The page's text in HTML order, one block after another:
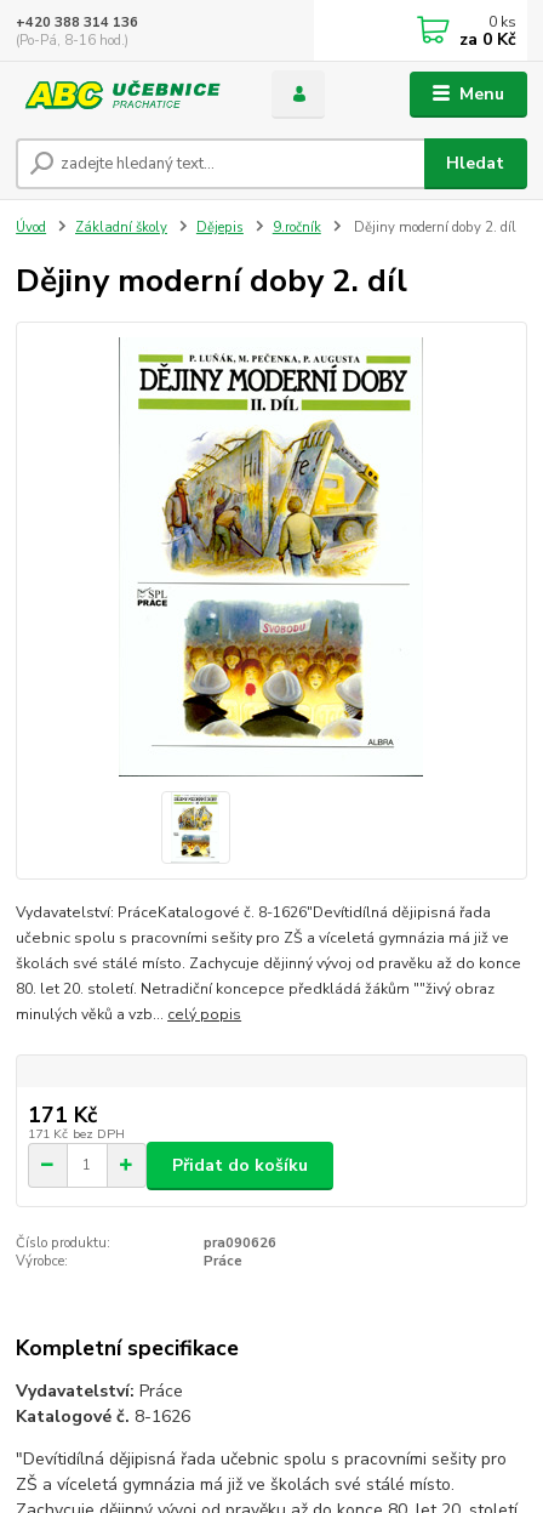
Menu
Hledat
+420 388 314 136
(Po-Pá, 8-16 hod.)
0 ks
za 0 Kč
Úvod Základní školy Dějepis 9.ročník Dějiny moderní doby 2. díl
Dějiny moderní doby 2. díl
Vydavatelství: PráceKatalogové č. 8-1626"Devítidílná dějipisná řada
učebnic spolu s pracovními sešity pro ZŠ a víceletá gymnázia má již ve
školách své stálé místo. Zachycuje dějinný vývoj od pravěku až do konce
80. let 20. století. Netradiční koncepce předkládá žákům ""živý obraz
minulých věků a vzb... celý popis
171 Kč
171 Kč bez DPH
Přidat do košíku
Číslo produktu:
pra090626
Výrobce:
Práce
Kompletní specifikace
Vydavatelství:Práce
Katalogové č. 8-1626
"Devítidílná dějipisná řada učebnic spolu s pracovními sešity pro
ZŠ a víceletá gymnázia má již ve školách své stálé místo.